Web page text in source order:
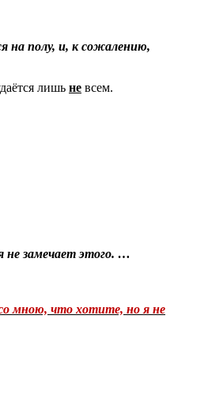
на полу, и, к сожалению,
лишь не всем.
не замечает этого. …
мною, что хотите, но я не